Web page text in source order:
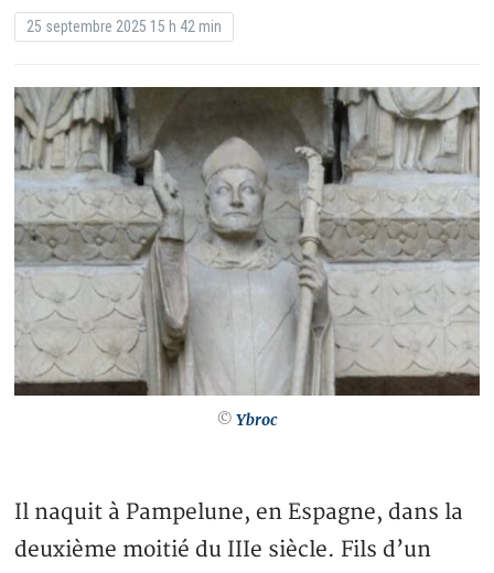
25 septembre 2025 15 h 42 min
© Ybroc
Il naquit à Pampelune, en Espagne, dans la
deuxième moitié du IIIe siècle. Fils d’un